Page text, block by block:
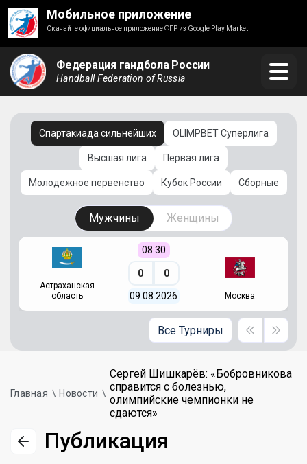
Мобильное приложение
Скачайте официальное приложение ФГР из Google Play Market
Федерация гандбола России
Handball Federation of Russia
Спартакиада сильнейших OLIMPBET Суперлига
Высшая лига Первая лига
Молодежное первенство Кубок России Сборные
Мужчины Женщины
Астраханская
область
08:30
0 0
09.08.2026 Москва
Все Турниры
Главная Новости
Сергей Шишкарёв: «Бобровникова
справится с болезнью,
олимпийские чемпионки не
сдаются»
Публикация